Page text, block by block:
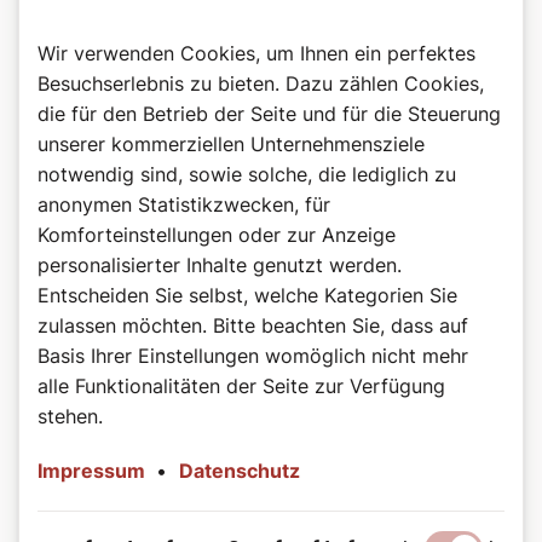
Wir verwenden Cookies, um Ihnen ein perfektes
Besuchserlebnis zu bieten. Dazu zählen Cookies,
die für den Betrieb der Seite und für die Steuerung
unserer kommerziellen Unternehmensziele
notwendig sind, sowie solche, die lediglich zu
anonymen Statistikzwecken, für
Komforteinstellungen oder zur Anzeige
personalisierter Inhalte genutzt werden.
Entscheiden Sie selbst, welche Kategorien Sie
zulassen möchten. Bitte beachten Sie, dass auf
Basis Ihrer Einstellungen womöglich nicht mehr
alle Funktionalitäten der Seite zur Verfügung
stehen.
Impressum • Datenschutz